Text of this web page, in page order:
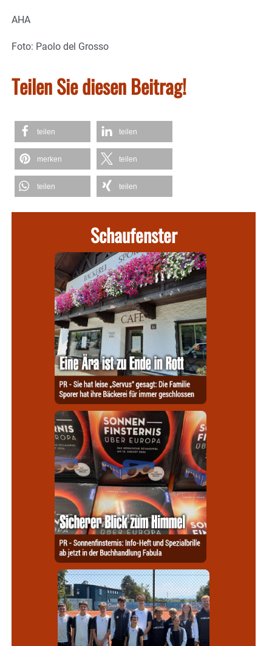
AHA
Foto: Paolo del Grosso
Teilen Sie diesen Beitrag!
teilen teilen
merken teilen
teilen teilen
Schaufenster